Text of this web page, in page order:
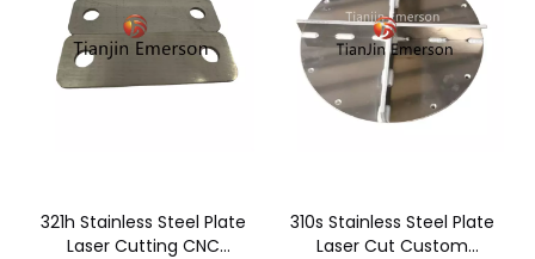
321h Stainless Steel Plate
Laser Cutting CNC
310s Stainless Steel Plate
Laser Cut Custom